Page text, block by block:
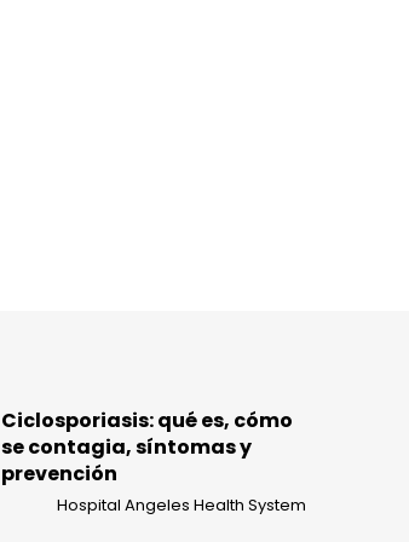
Ciclosporiasis: qué es, cómo
se contagia, síntomas y
prevención
Hospital Angeles Health System